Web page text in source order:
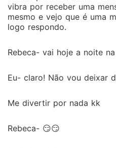
vibra por receber uma
mesmo e vejo que é uma
logo respondo.
Rebeca- vai hoje a noite
Eu- claro! Não vou deixar
Me divertir por nada kk
Rebeca- 😏😏